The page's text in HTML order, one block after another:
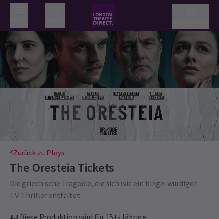
Zurück zu Plays
The Oresteia Tickets
Die griechische Tragödie, die sich wie ein binge-würdiger
TV-Thriller entfaltet.
Diese Produktion wird für 15+-Jährige